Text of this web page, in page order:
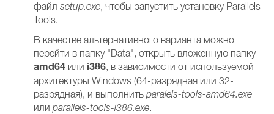
файл setup.exe, чтобы запустить установку Parallels
Tools.
В качестве альтернативного варианта можно
перейти в папку "Data", открыть вложенную папку
amd64 или i386, в зависимости от используемой
архитектуры Windows (64-разрядная или 32-
разрядная), и выполнить paralels-tools-amd64.exe
или parallels-tools-i386.exe.